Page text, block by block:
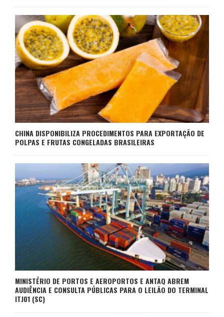
CHINA DISPONIBILIZA PROCEDIMENTOS PARA EXPORTAÇÃO DE
POLPAS E FRUTAS CONGELADAS BRASILEIRAS
MINISTÉRIO DE PORTOS E AEROPORTOS E ANTAQ ABREM
AUDIÊNCIA E CONSULTA PÚBLICAS PARA O LEILÃO DO TERMINAL
ITJ01 (SC)